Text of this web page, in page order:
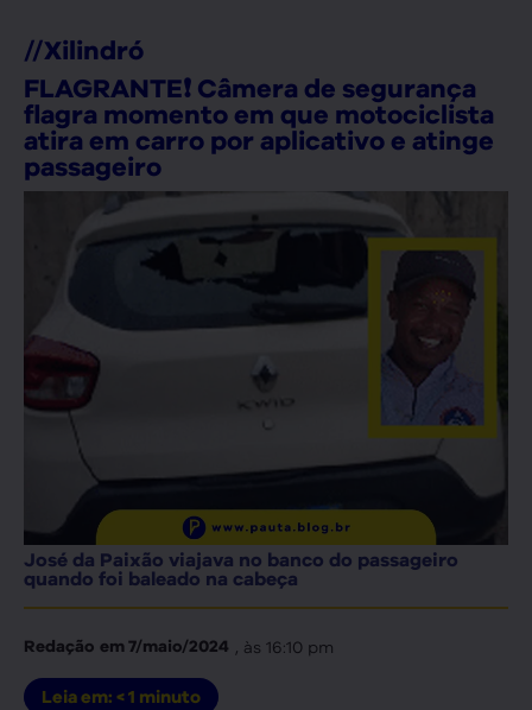
//Xilindró
FLAGRANTE❗ Câmera de segurança
flagra momento em que motociclista
atira em carro por aplicativo e atinge
passageiro
José da Paixão viajava no banco do passageiro
quando foi baleado na cabeça
Redação em7/maio/2024 , às 16:10 pm
Leia em: < 1 minuto